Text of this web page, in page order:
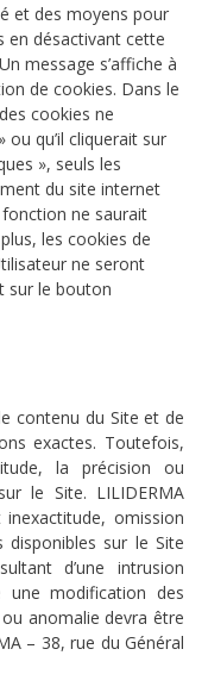
et des moyens pour
en désactivant cette
message s’affiche à
de cookies. Dans le
cookies ne
ou qu’il cliquerait sur
», seuls les
du site internet
ne saurait
les cookies de
ne seront
sur le bouton
contenu du Site et de
exactes. Toutefois,
la précision ou
le Site. LILIDERMA
omission
sur le Site
d’une intrusion
une modification des
anomalie devra être
– 38, rue du Général